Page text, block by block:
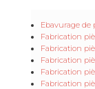
Ebavurage de
Fabrication
Fabrication
Fabrication
Fabrication
Fabrication